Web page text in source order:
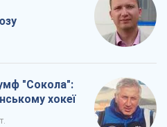
"Сокола":
хокеї